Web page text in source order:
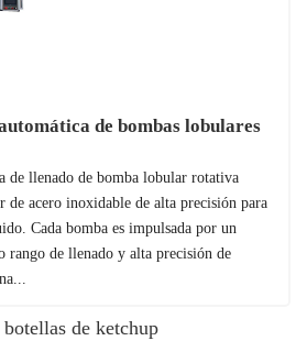
de bombas lobulares
de llenado de bomba lobular rotativa
de acero inoxidable de alta precisión para
Cada bomba es impulsada por un
rango de llenado y alta precisión de
de ketchup